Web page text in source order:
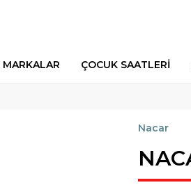
MARKALAR ÇOCUK SAATLERİ
Nacar